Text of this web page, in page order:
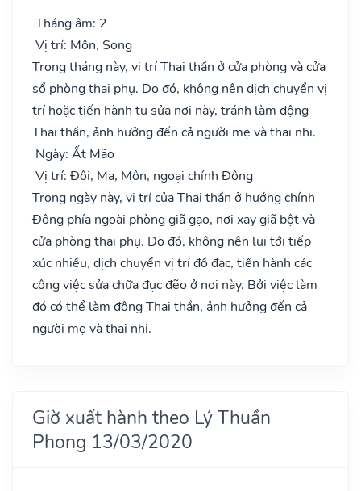
Tháng âm: 2
Vị trí: Môn, Song
Trong tháng này, vị trí Thai thần ở cửa phòng và cửa
sổ phòng thai phụ. Do đó, không nên dịch chuyển vị
trí hoặc tiến hành tu sửa nơi này, tránh làm động
Thai thần, ảnh hưởng đến cả người mẹ và thai nhi.
Ngày: Ất Mão
Vị trí: Đôi, Ma, Môn, ngoại chính Đông
Trong ngày này, vị trí của Thai thần ở hướng chính
Đông phía ngoài phòng giã gạo, nơi xay giã bột và
cửa phòng thai phụ. Do đó, không nên lui tới tiếp
xúc nhiều, dịch chuyển vị trí đồ đạc, tiến hành các
công việc sửa chữa đục đẽo ở nơi này. Bởi việc làm
đó có thể làm động Thai thần, ảnh hưởng đến cả
người mẹ và thai nhi.
Giờ xuất hành theo Lý Thuần
Phong 13/03/2020